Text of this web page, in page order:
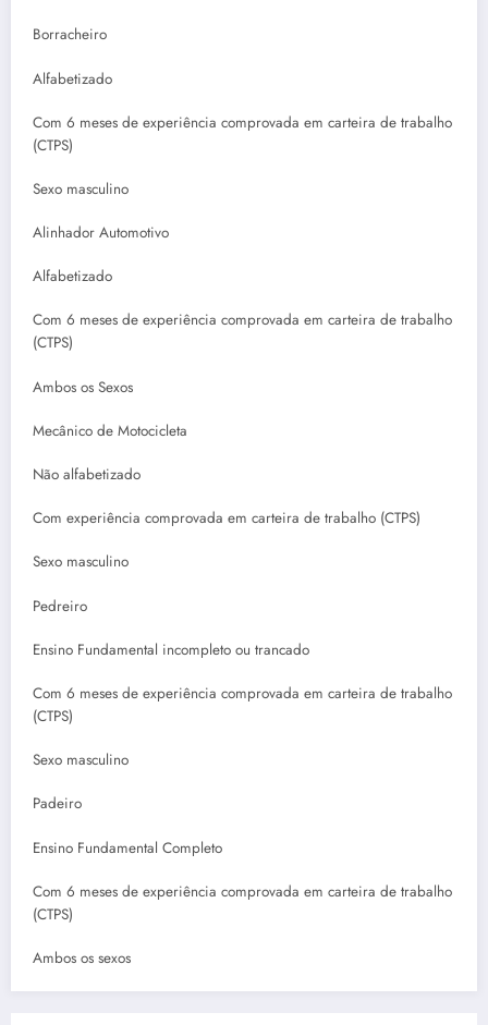
Borracheiro
Alfabetizado
Com 6 meses de experiência comprovada em carteira de trabalho
(CTPS)
Sexo masculino
Alinhador Automotivo
Alfabetizado
Com 6 meses de experiência comprovada em carteira de trabalho
(CTPS)
Ambos os Sexos
Mecânico de Motocicleta
Não alfabetizado
Com experiência comprovada em carteira de trabalho (CTPS)
Sexo masculino
Pedreiro
Ensino Fundamental incompleto ou trancado
Com 6 meses de experiência comprovada em carteira de trabalho
(CTPS)
Sexo masculino
Padeiro
Ensino Fundamental Completo
Com 6 meses de experiência comprovada em carteira de trabalho
(CTPS)
Ambos os sexos